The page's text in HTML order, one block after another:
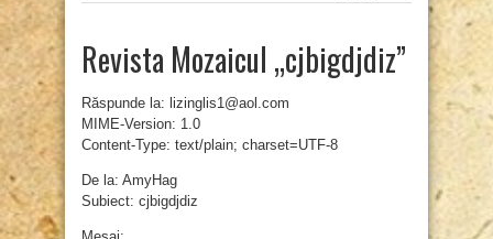
Revista Mozaicul „cjbigdjdiz”
Răspunde la: lizinglis1@aol.com
MIME-Version: 1.0
Content-Type: text/plain; charset=UTF-8
De la: AmyHag
Subiect: cjbigdjdiz